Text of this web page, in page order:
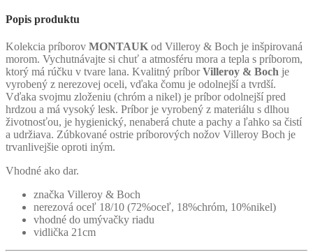
Popis produktu
Kolekcia príborov MONTAUK od Villeroy & Boch je inšpirovaná
morom. Vychutnávajte si chuť a atmosféru mora a tepla s príborom,
ktorý má rúčku v tvare lana. Kvalitný príborVilleroy & Boch je
vyrobený z nerezovej oceli, vďaka čomu je odolnejší a tvrdší.
Vďaka svojmu zloženiu (chróm a nikel) je príbor odolnejší pred
hrdzou a má vysoký lesk. Príbor je vyrobený z materiálu s dlhou
životnosťou, je hygienický, nenaberá chute a pachy a ľahko sa čistí
a udržiava. Zúbkované ostrie príborových nožov Villeroy Boch je
trvanlivejšie oproti iným.
Vhodné ako dar.
značka Villeroy & Boch
nerezová oceľ 18/10 (72%oceľ, 18%chróm, 10%nikel)
vhodné do umývačky riadu
vidlička 21cm